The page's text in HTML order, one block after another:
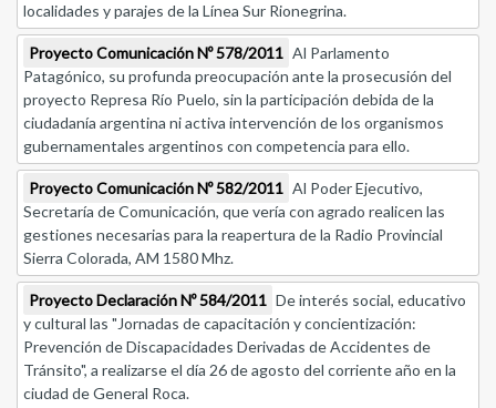
localidades y parajes de la Línea Sur Rionegrina.
Proyecto Comunicación Nº 578/2011 Al Parlamento
Patagónico, su profunda preocupación ante la prosecusión del
proyecto Represa Río Puelo, sin la participación debida de la
ciudadanía argentina ni activa intervención de los organismos
gubernamentales argentinos con competencia para ello.
Proyecto Comunicación Nº 582/2011 Al Poder Ejecutivo,
Secretaría de Comunicación, que vería con agrado realicen las
gestiones necesarias para la reapertura de la Radio Provincial
Sierra Colorada, AM 1580 Mhz.
Proyecto Declaración Nº 584/2011 De interés social, educativo
y cultural las "Jornadas de capacitación y concientización:
Prevención de Discapacidades Derivadas de Accidentes de
Tránsito", a realizarse el día 26 de agosto del corriente año en la
ciudad de General Roca.